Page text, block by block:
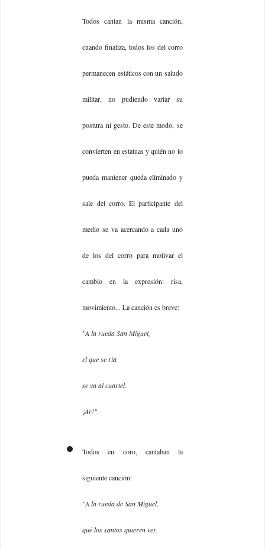
Todos cantan la misma canción,
cuando finaliza, todos los del corro
permanecen estáticos con un saludo
militar, no pudiendo variar su
postura ni gesto. De este modo, se
convierten en estatuas y quién no lo
pueda mantener queda eliminado y
sale del corro. El participante del
medio se va acercando a cada uno
de los del corro para motivar el
cambio en la expresión: risa,
movimiento... La canción es breve:
"A la rueda San Miguel,
el que se ría
se va al cuartel.
¡Ar!".
Todos en coro, cantaban la
siguiente canción:
"A la rueda de San Miguel,
qué los santos quieren ver.